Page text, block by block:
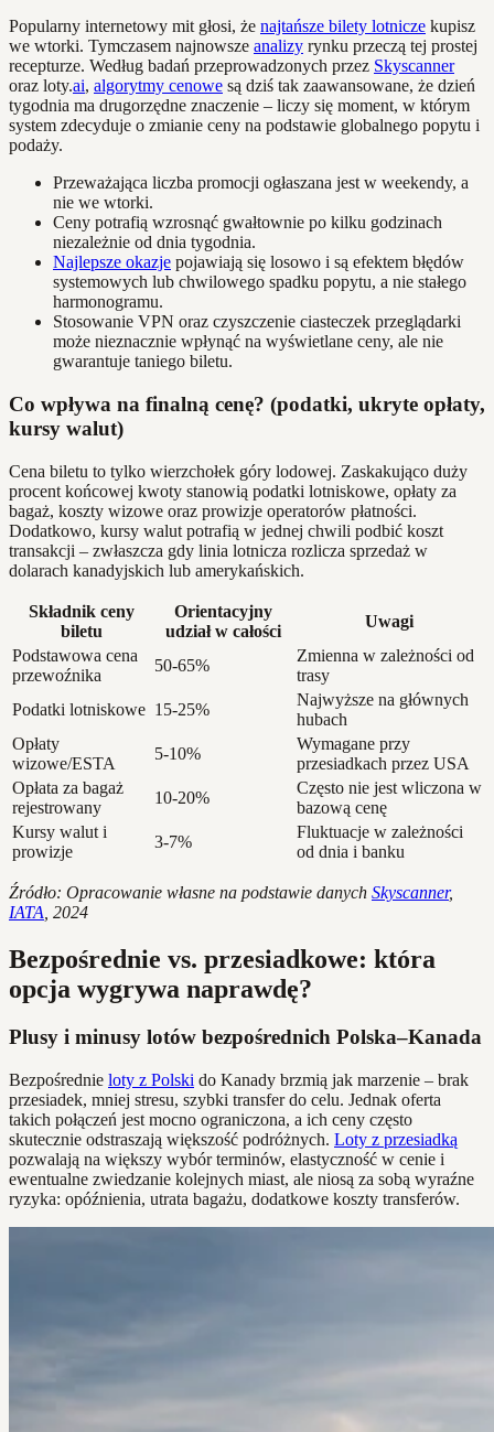
Popularny internetowy mit głosi, że najtańsze bilety lotnicze kupisz
we wtorki. Tymczasem najnowsze analizy rynku przeczą tej prostej
recepturze. Według badań przeprowadzonych przez Skyscanner
oraz loty.ai, algorytmy cenowe są dziś tak zaawansowane, że dzień
tygodnia ma drugorzędne znaczenie – liczy się moment, w którym
system zdecyduje o zmianie ceny na podstawie globalnego popytu i
podaży.
Przeważająca liczba promocji ogłaszana jest w weekendy, a
nie we wtorki.
Ceny potrafią wzrosnąć gwałtownie po kilku godzinach
niezależnie od dnia tygodnia.
Najlepsze okazje pojawiają się losowo i są efektem błędów
systemowych lub chwilowego spadku popytu, a nie stałego
harmonogramu.
Stosowanie VPN oraz czyszczenie ciasteczek przeglądarki
może nieznacznie wpłynąć na wyświetlane ceny, ale nie
gwarantuje taniego biletu.
Co wpływa na finalną cenę? (podatki, ukryte opłaty,
kursy walut)
Cena biletu to tylko wierzchołek góry lodowej. Zaskakująco duży
procent końcowej kwoty stanowią podatki lotniskowe, opłaty za
bagaż, koszty wizowe oraz prowizje operatorów płatności.
Dodatkowo, kursy walut potrafią w jednej chwili podbić koszt
transakcji – zwłaszcza gdy linia lotnicza rozlicza sprzedaż w
dolarach kanadyjskich lub amerykańskich.
Składnik ceny
biletu
Orientacyjny
udział w całości
Uwagi
Podstawowa cena
przewoźnika
50-65%
Zmienna w zależności od
trasy
Podatki lotniskowe 15-25%
Najwyższe na głównych
hubach
Opłaty
wizowe/ESTA
5-10%
Wymagane przy
przesiadkach przez USA
Opłata za bagaż
rejestrowany
10-20%
Często nie jest wliczona w
bazową cenę
Kursy walut i
prowizje
3-7%
Fluktuacje w zależności
od dnia i banku
Źródło: Opracowanie własne na podstawie danych Skyscanner,
IATA , 2024
Bezpośrednie vs. przesiadkowe: która
opcja wygrywa naprawdę?
Plusy i minusy lotów bezpośrednich Polska–Kanada
Bezpośrednie loty z Polski do Kanady brzmią jak marzenie – brak
przesiadek, mniej stresu, szybki transfer do celu. Jednak oferta
takich połączeń jest mocno ograniczona, a ich ceny często
skutecznie odstraszają większość podróżnych. Loty z przesiadką
pozwalają na większy wybór terminów, elastyczność w cenie i
ewentualne zwiedzanie kolejnych miast, ale niosą za sobą wyraźne
ryzyka: opóźnienia, utrata bagażu, dodatkowe koszty transferów.